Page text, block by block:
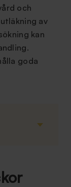
och
av
kan
goda